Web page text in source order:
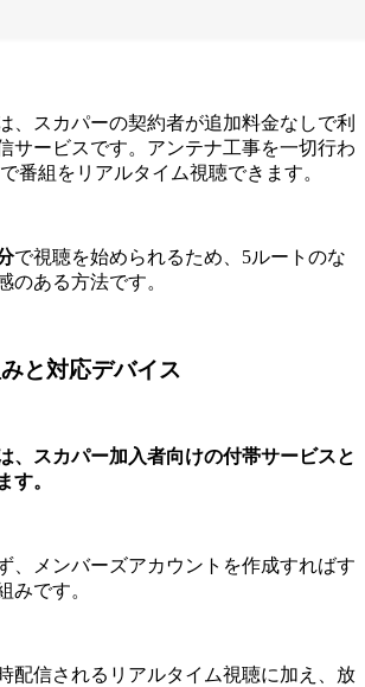
、スカパーの契約者が追加料金なしで利
サービスです。アンテナ工事を一切行わ
番組をリアルタイム視聴できます。
で視聴を始められるため、5ルートのな
のある方法です。
と対応デバイス
、スカパー加入者向けの付帯サービスと
す。
、メンバーズアカウントを作成すればす
みです。
配信されるリアルタイム視聴に加え、放